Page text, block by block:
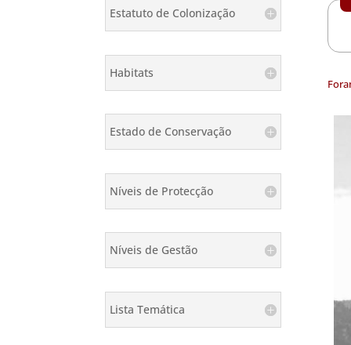
Estatuto de Colonização
Habitats
Estado de Conservação
Níveis de Protecção
Níveis de Gestão
Lista Temática